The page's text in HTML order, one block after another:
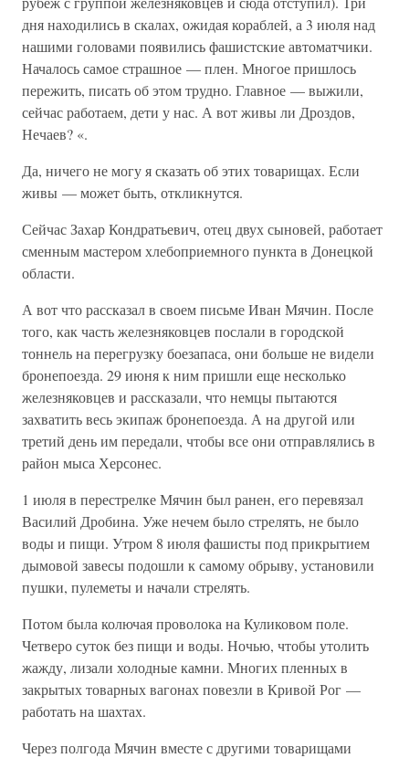
дня находились в скалах, ожидая кораблей, а 3 июля над
нашими головами появились фашистские автоматчики.
Началось самое страшное — плен. Многое пришлось
пережить, писать об этом трудно. Главное — выжили,
сейчас работаем, дети у нас. А вот живы ли Дроздов,
Нечаев? «.
Да, ничего не могу я сказать об этих товарищах. Если
живы — может быть, откликнутся.
Сейчас Захар Кондратьевич, отец двух сыновей, работает
сменным мастером хлебоприемного пункта в Донецкой
области.
А вот что рассказал в своем письме Иван Мячин. После
того, как часть железняковцев послали в городской
тоннель на перегрузку боезапаса, они больше не видели
бронепоезда. 29 июня к ним пришли еще несколько
железняковцев и рассказали, что немцы пытаются
захватить весь экипаж бронепоезда. А на другой или
третий день им передали, чтобы все они отправлялись в
район мыса Херсонес.
1 июля в перестрелке Мячин был ранен, его перевязал
Василий Дробина. Уже нечем было стрелять, не было
воды и пищи. Утром 8 июля фашисты под прикрытием
дымовой завесы подошли к самому обрыву, установили
пушки, пулеметы и начали стрелять.
Потом была колючая проволока на Куликовом поле.
Четверо суток без пищи и воды. Ночью, чтобы утолить
жажду, лизали холодные камни. Многих пленных в
закрытых товарных вагонах повезли в Кривой Рог —
работать на шахтах.
Через полгода Мячин вместе с другими товарищами